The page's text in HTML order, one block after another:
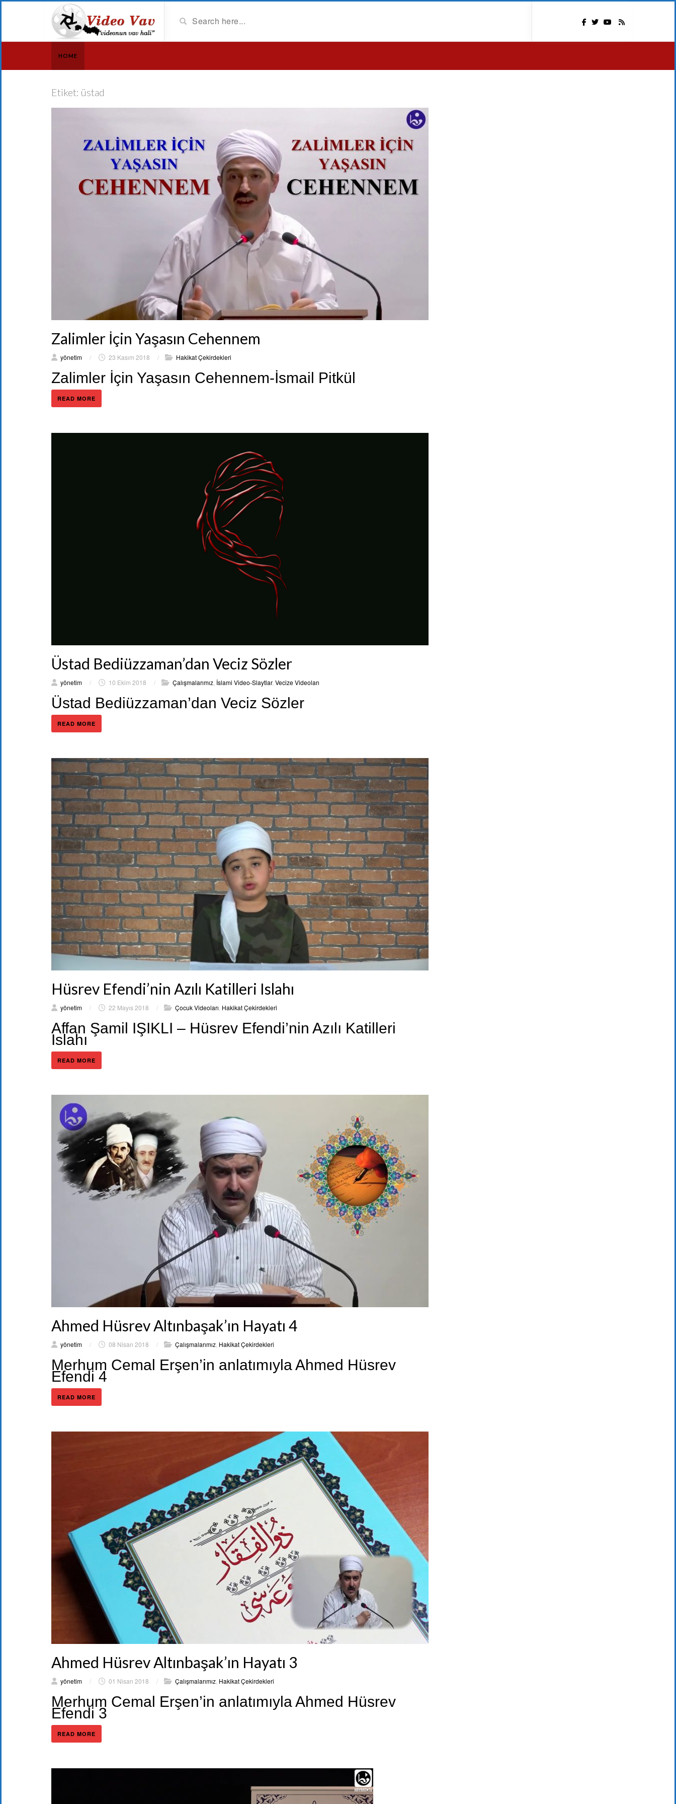
HOME
Etiket: üstad
Zalimler İçin Yaşasın Cehennem
yönetim / 23 Kasım 2018 / Hakikat Çekirdekleri
Zalimler İçin Yaşasın Cehennem-İsmail Pitkül
READ MORE
Üstad Bediüzzaman’dan Veciz Sözler
yönetim / 10 Ekim 2018 / Çalışmalarımız İslami Video-Slaytlar, Vecize Videoları
Üstad Bediüzzaman’dan Veciz Sözler
READ MORE
Hüsrev Efendi’nin Azılı Katilleri Islahı
yönetim / 22 Mayıs 2018 / Çocuk Videoları Hakikat Çekirdekleri
Affan Şamil IŞIKLI – Hüsrev Efendi’nin Azılı Katilleri
Islahı
READ MORE
Ahmed Hüsrev Altınbaşak’ın Hayatı 4
yönetim / 08 Nisan 2018 / Çalışmalarımız Hakikat Çekirdekleri
Merhum Cemal Erşen’in anlatımıyla Ahmed Hüsrev
Efendi 4
READ MORE
Ahmed Hüsrev Altınbaşak’ın Hayatı 3
yönetim / 01 Nisan 2018 / Çalışmalarımız Hakikat Çekirdekleri
Merhum Cemal Erşen’in anlatımıyla Ahmed Hüsrev
Efendi 3
READ MORE